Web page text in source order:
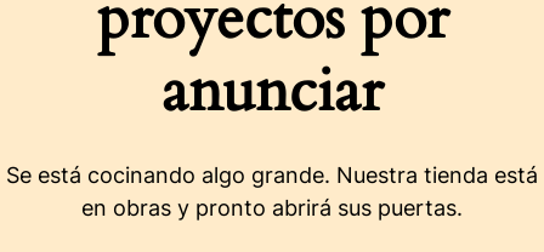
proyectos por
anunciar
Se está cocinando algo grande. Nuestra tienda está
en obras y pronto abrirá sus puertas.